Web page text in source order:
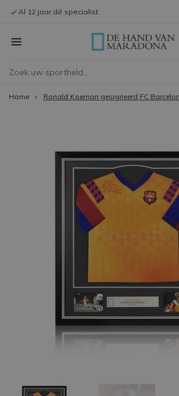
Al 12 jaar dé specialist
Home Ronald Koeman gesigneerd FC